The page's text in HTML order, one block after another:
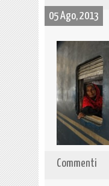
05 Ago, 2013
Commenti